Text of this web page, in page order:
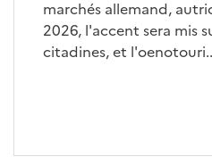
marchés allemand,
2026, l'accent sera mis
citadines, et